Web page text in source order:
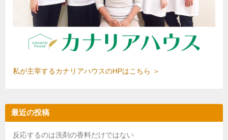
私が主宰するカナリアハウスのHPはこちら ＞
最近の投稿
反応するのは洗剤の香料だけではない